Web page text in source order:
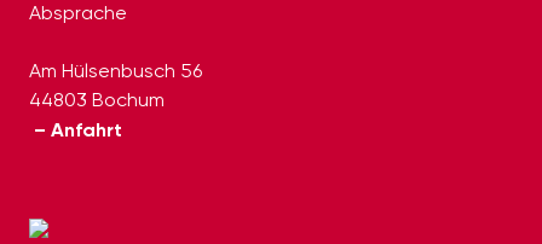
Absprache
Am Hülsenbusch 56
44803 Bochum
– Anfahrt